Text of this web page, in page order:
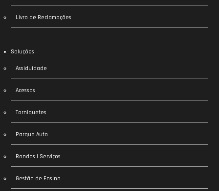
Livro de Reclamações
Soluções
Assiduidade
Acessos
Torniquetes
Parque Auto
Rondas | Serviços
Gestão de Ensino